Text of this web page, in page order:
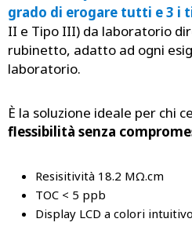
grado di erogare tutti e 3 i
II e Tipo III) da laboratorio
rubinetto, adatto ad ogni
laboratorio.
È la soluzione ideale per chi
flessibilità senza
Resisitività 18.2 MΩ.cm
TOC < 5 ppb
Display LCD a colori